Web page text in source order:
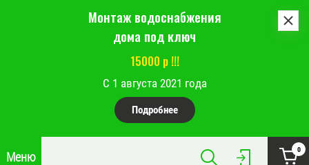
Монтаж водоснабжения
дома под ключ
15000 р !!!
С 1 августа 2021 года
Подробнее
Меню
0